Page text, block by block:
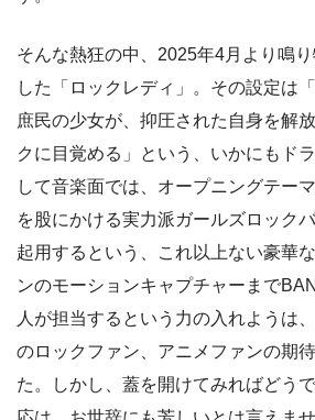
そんな熱狂の中、2025年4月より鳴
した「ロックレディ」。その設定は
庶民の少女が、抑圧された自身を解
クに目覚める」という、いかにもド
して音楽面では、オープニングテー
を股にかける実力派ガールズロック
起用するという、これ以上ない豪華
ンのモーションキャプチャーまで
人が担当するという力の入れようは
のロックファン、アニメファンの期
た。しかし、蓋を開けてみればどう